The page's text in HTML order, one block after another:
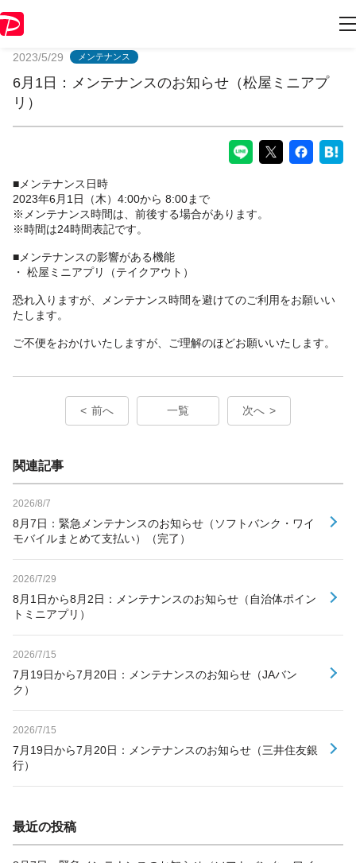
2023/5/29 メンテナンス
6月1日：メンテナンスのお知らせ（松屋ミニアプ
リ）
■メンテナンス日時
2023年6月1日（木）4:00から 8:00まで
※メンテナンス時間は、前後する場合があります。
※時間は24時間表記です。
■メンテナンスの影響がある機能
・ 松屋ミニアプリ（テイクアウト）
恐れ入りますが、メンテナンス時間を避けてのご利用をお願いい
たします。
ご不便をおかけいたしますが、ご理解のほどお願いいたします。
前へ 一覧 次へ
関連記事
2026/8/7
8月7日：緊急メンテナンスのお知らせ（ソフトバンク・ワイ
モバイルまとめて支払い）（完了）
2026/7/29
8月1日から8月2日：メンテナンスのお知らせ（自治体ポイン
トミニアプリ）
2026/7/15
7月19日から7月20日：メンテナンスのお知らせ（JAバン
ク）
2026/7/15
7月19日から7月20日：メンテナンスのお知らせ（三井住友銀
行）
最近の投稿